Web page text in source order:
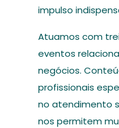
impulso
Atuamos com
eventos
negócios.
profissionais
no atendimento
nos permitem